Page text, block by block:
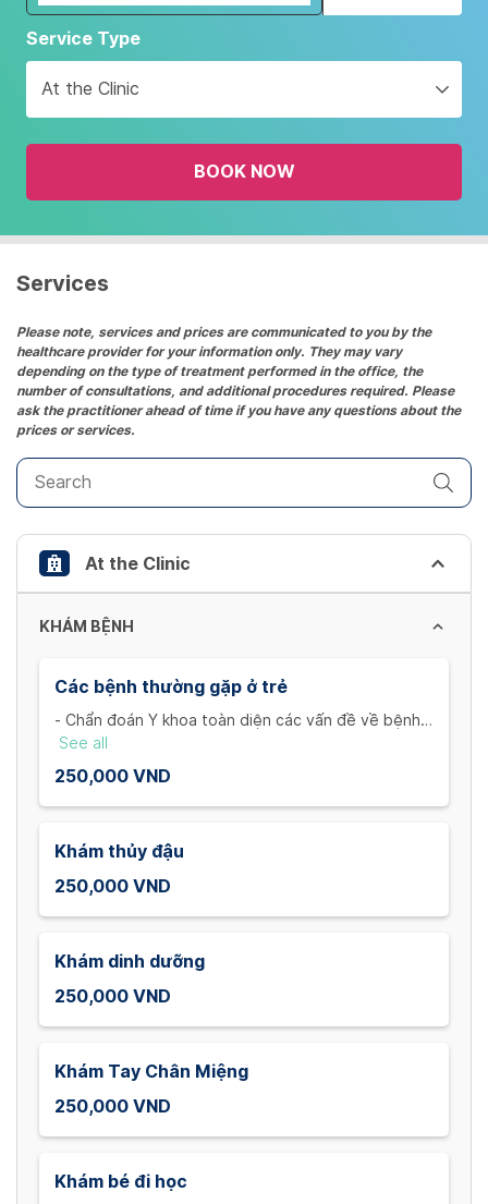
Navigate
forward
interact
with
the
and
date.
the
question
mark
key
to
get
the
keyboard
shortcuts
for
changing
dates.
Service Type
At the Clinic
BOOK NOW
Services
Please note, services and prices are communicated to you by the
healthcare provider for your information only. They may vary
depending on the type of treatment performed in the office, the
number of consultations, and additional procedures required. Please
ask the practitioner ahead of time if you have any questions about the
prices or services.
At the Clinic
KHÁM BỆNH
Các bệnh thường gặp ở trẻ
- Chẩn đoán Y khoa toàn diện các vấn đề về bệnh lí
của trẻ
- Đánh giá các triệu chứng ho, sốt, phát ban, viêm
nhiễm đường ruột và những chuyên khoa khác
See all
250,000 VND
Khám thủy đậu
250,000 VND
Khám dinh dưỡng
250,000 VND
Khám Tay Chân Miệng
250,000 VND
Khám bé đi học